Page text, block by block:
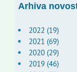
Arhiva
2022 (19)
2021 (69)
2020 (29)
2019 (46)